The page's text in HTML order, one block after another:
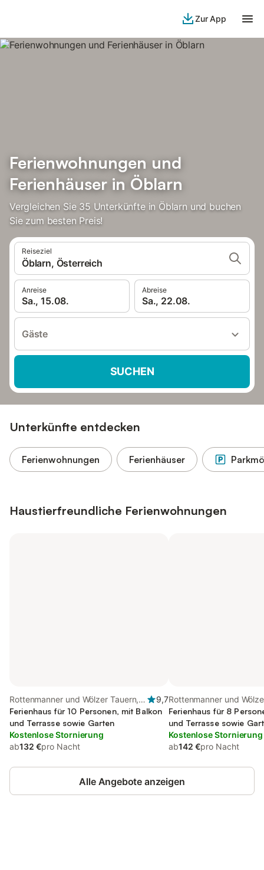
Zur App
Ferienwohnungen und
Ferienhäuser in Öblarn
Vergleichen Sie 35 Unterkünfte in Öblarn und buchen
Sie zum besten Preis!
Reiseziel
Öblarn, Österreich
Anreise
Sa., 15.08.
Abreise
Sa., 22.08.
Gäste
SUCHEN
Unterkünfte entdecken
Ferienwohnungen Ferienhäuser
Haustierfreundliche Ferienwohnungen
Rottenmanner und Wölzer Tauern,
Niederöblarn
9,7
Ferienhaus für 10 Personen, mit Balkon
und Terrasse sowie Garten
Kostenlose Stornierung
ab132 €pro Nacht
Rottenmanner und
Öblarn
Ferienhaus für 8
und Terrasse sowie
Kostenlose Stornierung
ab142 €pro Nacht
Alle Angebote anzeigen